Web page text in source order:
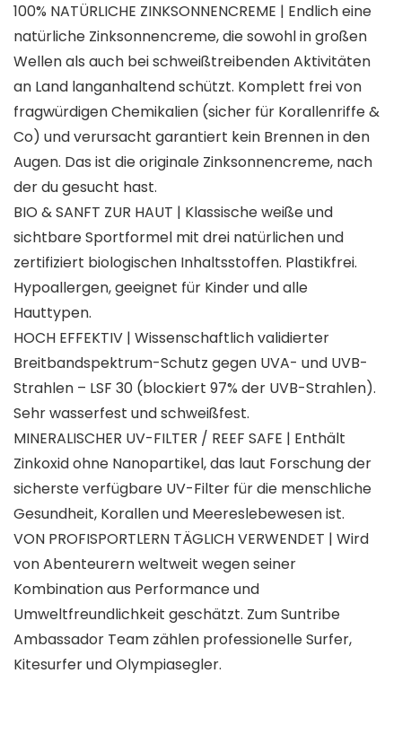
100% NATÜRLICHE ZINKSONNENCREME | Endlich eine
natürliche Zinksonnencreme, die sowohl in großen
Wellen als auch bei schweißtreibenden Aktivitäten
an Land langanhaltend schützt. Komplett frei von
fragwürdigen Chemikalien (sicher für Korallenriffe &
Co) und verursacht garantiert kein Brennen in den
Augen. Das ist die originale Zinksonnencreme, nach
der du gesucht hast.
BIO & SANFT ZUR HAUT | Klassische weiße und
sichtbare Sportformel mit drei natürlichen und
zertifiziert biologischen Inhaltsstoffen. Plastikfrei.
Hypoallergen, geeignet für Kinder und alle
Hauttypen.
HOCH EFFEKTIV | Wissenschaftlich validierter
Breitbandspektrum-Schutz gegen UVA- und UVB-
Strahlen – LSF 30 (blockiert 97% der UVB-Strahlen).
Sehr wasserfest und schweißfest.
MINERALISCHER UV-FILTER / REEF SAFE | Enthält
Zinkoxid ohne Nanopartikel, das laut Forschung der
sicherste verfügbare UV-Filter für die menschliche
Gesundheit, Korallen und Meereslebewesen ist.
VON PROFISPORTLERN TÄGLICH VERWENDET | Wird
von Abenteurern weltweit wegen seiner
Kombination aus Performance und
Umweltfreundlichkeit geschätzt. Zum Suntribe
Ambassador Team zählen professionelle Surfer,
Kitesurfer und Olympiasegler.